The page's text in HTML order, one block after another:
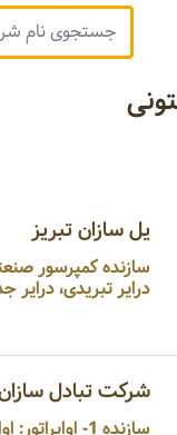
یل سازان تبریز
درایر تبریدی،
شرکت تبادل